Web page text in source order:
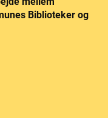
Biblioteker og